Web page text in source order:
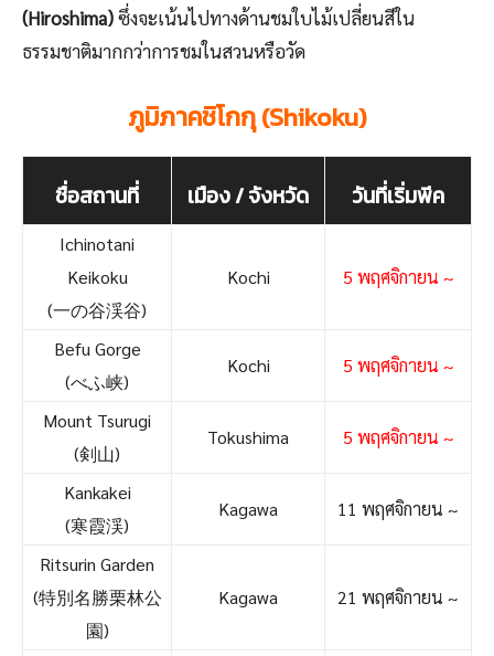
(Hiroshima)ซึ่งจะเน้นไปทางด้านชมใบไม้เปลี่ยนสีใน
ธรรมชาติมากกว่าการชมในสวนหรือวัด
ภูมิภาคชิโกกุ (Shikoku)
ชื่อสถานที่ เมือง / จังหวัด วันที่เริ่มพีค
Ichinotani
Keikoku
(一の谷渓谷)
Kochi 5 พฤศจิกายน ~
Befu Gorge
(べふ峡)
Kochi 5 พฤศจิกายน ~
Mount Tsurugi
(剣山)
Tokushima 5 พฤศจิกายน ~
Kankakei
(寒霞渓)
Kagawa 11 พฤศจิกายน ~
Ritsurin Garden
(特別名勝栗林公
園)
Kagawa 21 พฤศจิกายน ~